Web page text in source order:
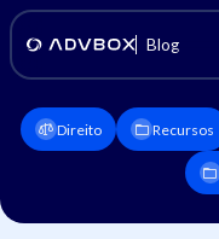
Blog
Direito Recursos